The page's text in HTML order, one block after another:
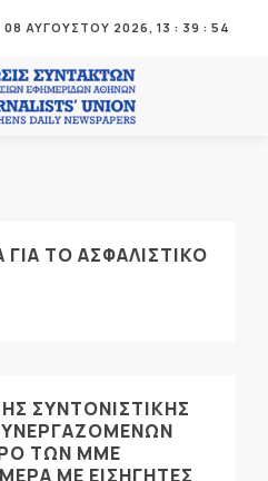
08 ΑΥΓΟΥΣΤΟΥ 2026, 13 : 39 : 55
ΤΟ ΑΣΦΑΛΙΣΤΙΚΟ
ΣΥΝΤΟΝΙΣΤΙΚΗΣ
ΤΩΝ ΜΜΕ
ΜΕ ΕΙΣΗΓΗΤΕΣ